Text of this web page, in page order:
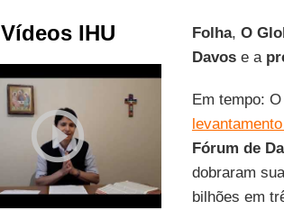
Vídeos IHU
play_circle_outline
Folha, O
Davose a
Em tempo:
Fórum de
dobraram
bilhões em